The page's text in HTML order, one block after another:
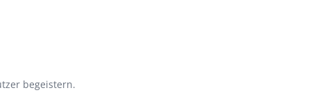
begeistern.